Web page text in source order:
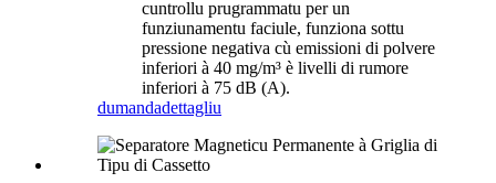
cuntrollu prugrammatu per un
funziunamentu faciule, funziona sottu
pressione negativa cù emissioni di polvere
inferiori à 40 mg/m³ è livelli di rumore
inferiori à 75 dB (A).
dumandadettagliu